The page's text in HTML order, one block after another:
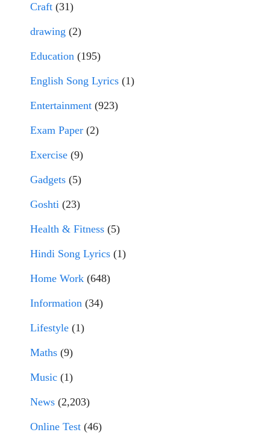
Craft (31)
drawing (2)
Education (195)
English Song Lyrics (1)
Entertainment (923)
Exam Paper (2)
Exercise (9)
Gadgets (5)
Goshti (23)
Health & Fitness (5)
Hindi Song Lyrics (1)
Home Work (648)
Information (34)
Lifestyle (1)
Maths (9)
Music (1)
News (2,203)
Online Test (46)